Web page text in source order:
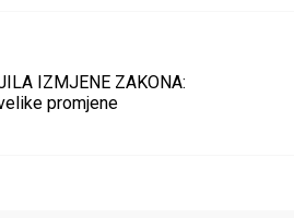
IZMJENE ZAKONA:
promjene